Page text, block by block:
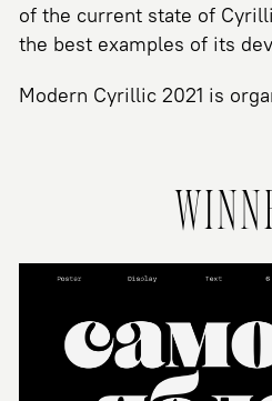
of the current state of
the best examples of its
Modern Cyrillic 2021 is